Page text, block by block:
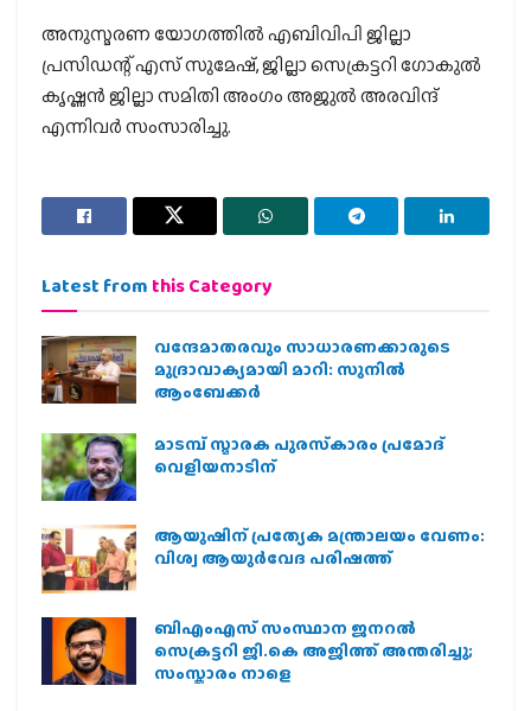
അനുസ്മരണ യോഗത്തിൽ എബിവിപി ജില്ലാ
പ്രസിഡന്റ് എസ് സുമേഷ്, ജില്ലാ സെക്രട്ടറി ഗോകുൽ
കൃഷ്ണൻ ജില്ലാ സമിതി അംഗം അജുൽ അരവിന്ദ്
എന്നിവർ സംസാരിച്ചു.
Latest from this Category
വന്ദേമാതരവും സാധാരണക്കാരുടെ
മുദ്രാവാക്യമായി മാറി: സുനിൽ
ആംബേക്കർ
മാടമ്പ് സ്മാരക പുരസ്‌കാരം പ്രമോദ്
വെളിയനാടിന്
ആയുഷിന് പ്രത്യേക മന്ത്രാലയം വേണം:
വിശ്വ ആയുര്‍വേദ പരിഷത്ത്
ബിഎംഎസ് സംസ്ഥാന ജനറൽ
സെക്രട്ടറി ജി.കെ അജിത്ത് അന്തരിച്ചു;
സംസ്കാരം നാളെ